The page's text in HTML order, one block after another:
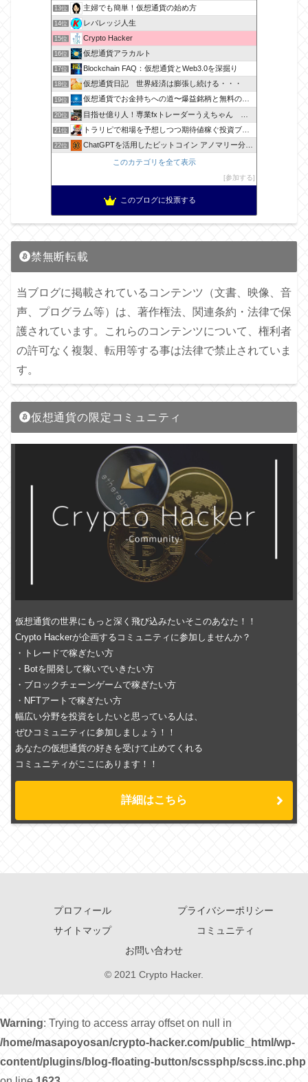
13位 主婦でも簡単！仮想通貨の始め方
14位 レバレッジ人生
15位 Crypto Hacker
16位 仮想通貨アラカルト
17位 Blockchain FAQ：仮想通貨とWeb3.0を深掘り
18位 仮想通貨日記 世界経済は膨張し続ける・・・
19位 仮想通貨でお金持ちへの道〜爆益銘柄と無料のコイン配布紹介
20位 目指せ億り人！専業fxトレーダーうえちゃん 仮想通貨も参入
21位 トラリピで相場を予想しつつ期待値稼ぐ投資ブログ
22位 ChatGPTを活用したビットコイン アノマリー分析ブログ
このカテゴリを全て表示
参加する
このブログに投票する
禁無断転載
当ブログに掲載されているコンテンツ（文書、映像、音
声、プログラム等）は、著作権法、関連条約・法律で保
護されています。これらのコンテンツについて、権利者
の許可なく複製、転用等する事は法律で禁止されていま
す。
仮想通貨の限定コミュニティ
仮想通貨の世界にもっと深く飛び込みたいそこのあなた！！
Crypto Hackerが企画するコミュニティに参加しませんか？
・トレードで稼ぎたい方
・Botを開発して稼いでいきたい方
・ブロックチェーンゲームで稼ぎたい方
・NFTアートで稼ぎたい方
幅広い分野を投資をしたいと思っている人は、
ぜひコミュニティに参加しましょう！！
あなたの仮想通貨の好きを受けて止めてくれる
コミュニティがここにあります！！
詳細はこちら
プロフィール
プライバシーポリシー
サイトマップ
コミュニティ
お問い合わせ
© 2021 Crypto Hacker.
Warning: Trying to access array offset on null in
/home/masapoyosan/crypto-hacker.com/public_html/wp-
content/plugins/blog-floating-button/scssphp/scss.inc.php